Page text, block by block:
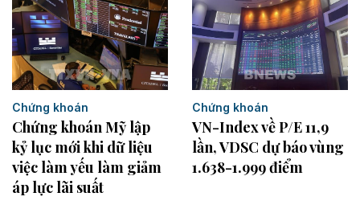
Chứng khoán
Chứng khoán Mỹ lập
kỷ lục mới khi dữ liệu
việc làm yếu làm giảm
áp lực lãi suất
Chứng khoán
VN-Index về P/E 11,9
lần, VDSC dự báo vùng
1.638-1.999 điểm